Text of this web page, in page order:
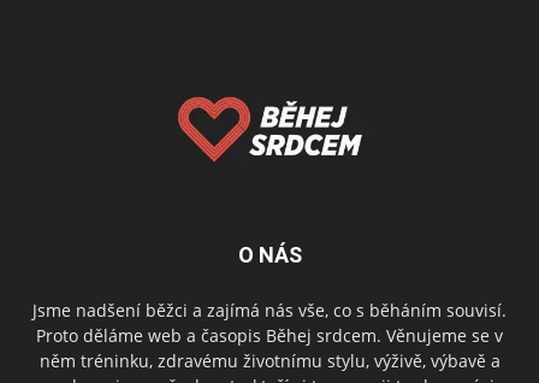
O NÁS
Jsme nadšení běžci a zajímá nás vše, co s běháním souvisí.
Proto děláme web a časopis Běhej srdcem. Věnujeme se v
něm tréninku, zdravému životnímu stylu, výživě, výbavě a